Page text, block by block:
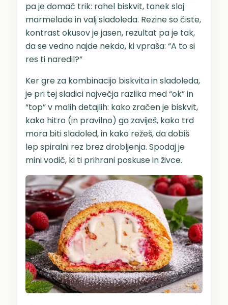
pa je domač trik: rahel biskvit, tanek sloj
marmelade in valj sladoleda. Rezine so čiste,
kontrast okusov je jasen, rezultat pa je tak,
da se vedno najde nekdo, ki vpraša: “A to si
res ti naredil?”
Ker gre za kombinacijo biskvita in sladoleda,
je pri tej sladici največja razlika med “ok” in
“top” v malih detajlih: kako zračen je biskvit,
kako hitro (in pravilno) ga zaviješ, kako trd
mora biti sladoled, in kako režeš, da dobiš
lep spiralni rez brez drobljenja. Spodaj je
mini vodič, ki ti prihrani poskuse in živce.